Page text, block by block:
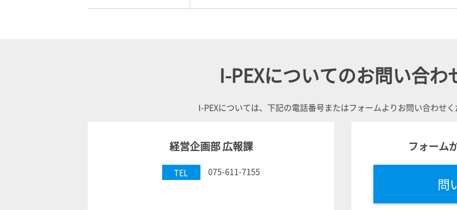
I-PEXについてのお問い合わ
I-PEXについては、下記の電話番号またはフォームよりお問い合わせく
経営企画部 広報課
TEL 075-611-7155
フォーム
問